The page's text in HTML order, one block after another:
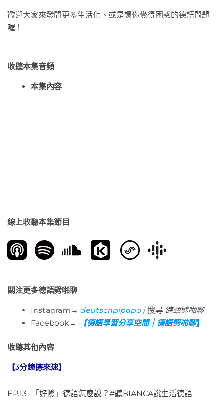
歡迎大家來發問更多生活化、或是讓你覺得困惑的德語問題
喔！
收聽本集音頻
本集內容
線上收聽本集節目
關注更多德語劈啪聊
Instagram→ deutschpipapo / 搜尋 德語劈啪聊
Facebook→
【德語學習分享空間｜德語劈啪聊】
收聽其他內容
【3分鐘德來速】
EP.13 -「好險」德語怎麼說？#聽BIANCA說生活德語